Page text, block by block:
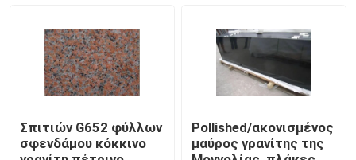
Σπίτι
Επαφές
Σπιτιών G652 φύλλων
σφενδάμου κόκκινο
Pollished/ακονισμένος
μαύρος γρανίτης της